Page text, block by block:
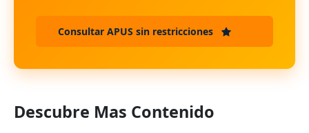
Consultar APUS sin restricciones
Descubre Mas Contenido